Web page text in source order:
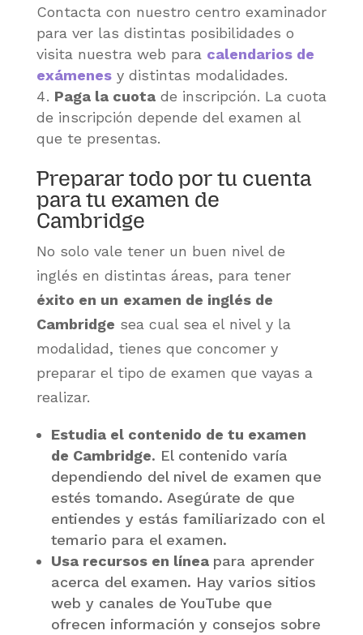
Contacta con nuestro centro examinador
para ver las distintas posibilidades o
visita nuestra web para calendarios de
exámenesy distintas modalidades.
Paga la cuotade inscripción. La cuota
de inscripción depende del examen al
que te presentas.
Preparar todo por tu cuenta
para tu examen de
Cambridge
No solo vale tener un buen nivel de
inglés en distintas áreas, para tener
éxito en un examen de inglés de
Cambridge sea cual sea el nivel y la
modalidad, tienes que concomer y
preparar el tipo de examen que vayas a
realizar.
Estudia el contenido de tu examen
de Cambridge. El contenido varía
dependiendo del nivel de examen que
estés tomando. Asegúrate de que
entiendes y estás familiarizado con el
temario para el examen.
Usa recursos en línea para aprender
acerca del examen. Hay varios sitios
web y canales de YouTube que
ofrecen información y consejos sobre